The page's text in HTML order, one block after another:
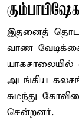
இதனைத்
வாண
யாகசாலையில்
அடங்கிய
சுமந்து
சென்றனர்.